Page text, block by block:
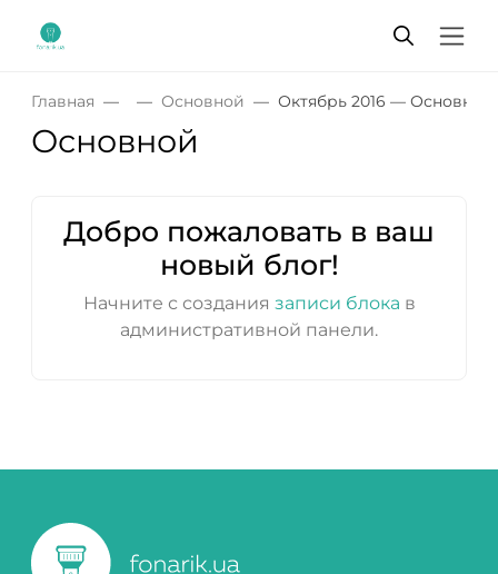
Главная Основной Октябрь 2016 — Основной
Основной
Добро пожаловать в ваш
новый блог!
Начните с создания записи блока в
административной панели.